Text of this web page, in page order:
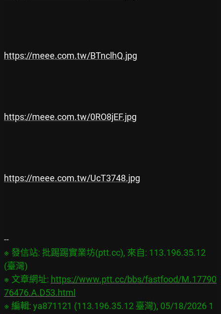
https://meee.com.tw/BTnclhQ.jpg
https://meee.com.tw/0RO8jEF.jpg
https://meee.com.tw/UcT3748.jpg
※ 發信站: 批踢踢實業坊(ptt.cc), 來自: 113.196.35.12
(臺灣)
※ 文章網址: https://www.ptt.cc/bbs/fastfood/M.17790
76476.A.D53.html
※ 編輯: ya871121 (113.196.35.12 臺灣), 05/18/2026 1